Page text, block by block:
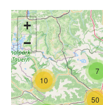
10
7
50
+
−